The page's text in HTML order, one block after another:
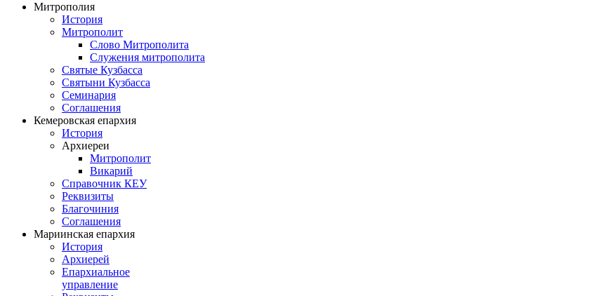
Митрополия
История
Митрополит
Слово Митрополита
Служения митрополита
Святые Кузбасса
Святыни Кузбасса
Семинария
Соглашения
Кемеровская епархия
История
Архиереи
Митрополит
Викарий
Справочник КЕУ
Реквизиты
Благочиния
Соглашения
Мариинская епархия
История
Архиерей
Епархиальное
управление